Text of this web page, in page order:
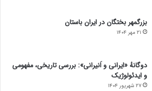
بزرگمهر بختگان در ایران باستان
۲۱ مهر ۱۴۰۴
دوگانهٔ «ایرانی و اَنیرانی»: بررسی تاریخی، مفهومی
و ایدئولوژیک
۲۷ شهریور ۱۴۰۴